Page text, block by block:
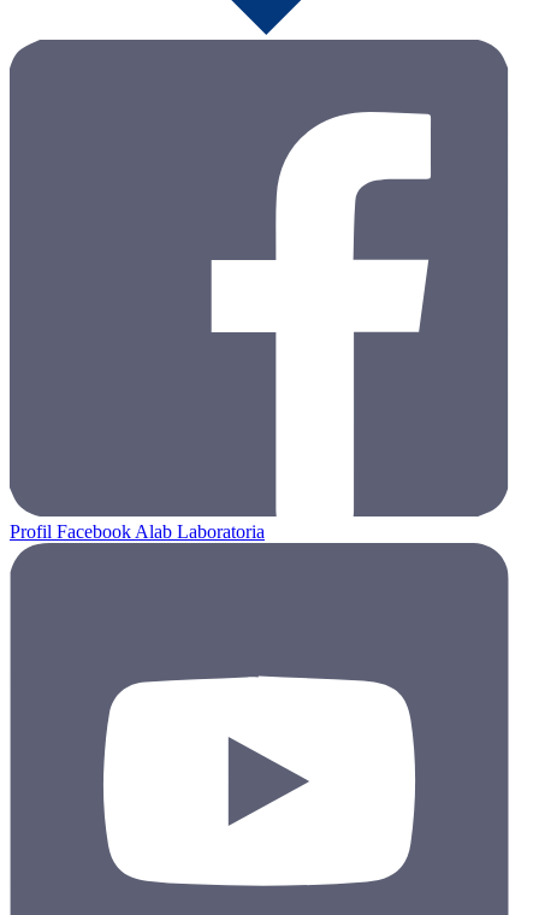
Profil Facebook Alab Laboratoria